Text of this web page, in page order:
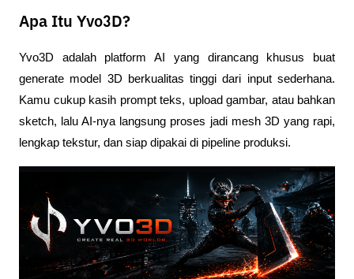
Apa Itu Yvo3D?
Yvo3D adalah platform AI yang dirancang khusus buat
generate model 3D berkualitas tinggi dari input sederhana.
Kamu cukup kasih prompt teks, upload gambar, atau bahkan
sketch, lalu AI-nya langsung proses jadi mesh 3D yang rapi,
lengkap tekstur, dan siap dipakai di pipeline produksi.